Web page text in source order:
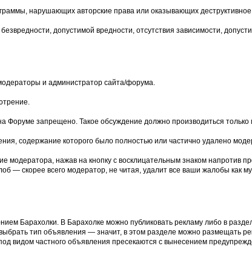
нарушающих авторские права или оказывающих
допустимой вредности, отсутствия зависимости,
и администратор сайта/форума.
Форуме запрещено. Такое обсуждение должно производиться
содержание которого было полностью или частично удалено
нажав на кнопку с восклицательным знаком напротив
— скорее всего модератор, не читая, удалит все ваши жалобы как
Барахолки. В Барахолке можно публиковать рекламу либо в
тип объявления — значит, в этом разделе можно размещать
видом частного объявления пресекаются с вынесением